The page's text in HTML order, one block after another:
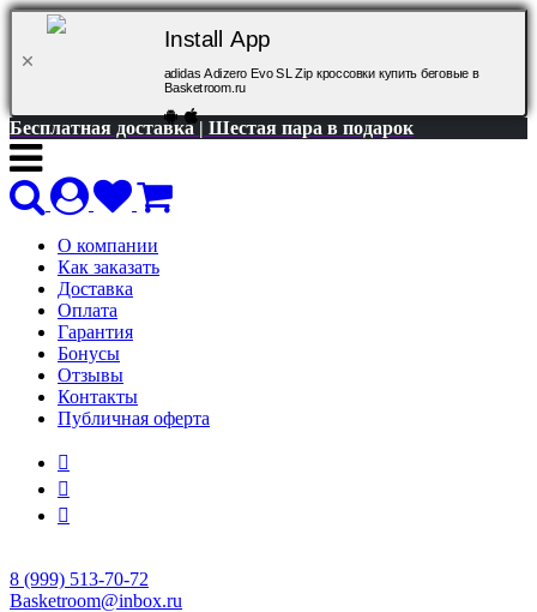
Install App
adidas Adizero Evo SL Zip кроссовки купить беговые в
Basketroom.ru
Бесплатная доставка | Шестая пара в подарок
О компании
Как заказать
Доставка
Оплата
Гарантия
Бонусы
Отзывы
Контакты
Публичная оферта
8 (999) 513-70-72
Basketroom@inbox.ru